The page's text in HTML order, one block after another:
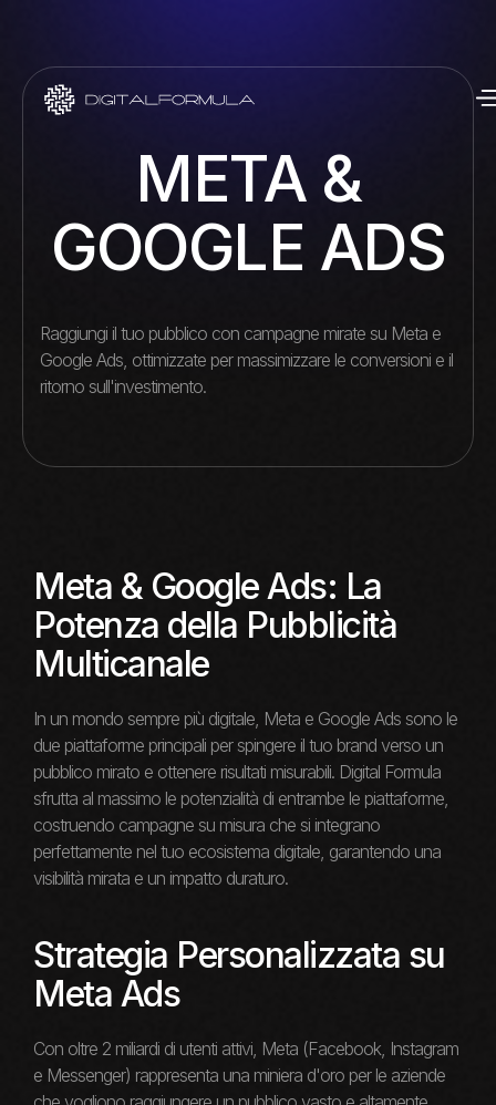
META &
GOOGLE ADS
Raggiungi il tuo pubblico con campagne mirate su Meta e
Google Ads, ottimizzate per massimizzare le conversioni e il
ritorno sull'investimento.
Meta & Google Ads: La
Potenza della Pubblicità
Multicanale
In un mondo sempre più digitale, Meta e Google Ads sono le
due piattaforme principali per spingere il tuo brand verso un
pubblico mirato e ottenere risultati misurabili. Digital Formula
sfrutta al massimo le potenzialità di entrambe le piattaforme,
costruendo campagne su misura che si integrano
perfettamente nel tuo ecosistema digitale, garantendo una
visibilità mirata e un impatto duraturo.
Strategia Personalizzata su
Meta Ads
Con oltre 2 miliardi di utenti attivi, Meta (Facebook, Instagram
e Messenger) rappresenta una miniera d'oro per le aziende